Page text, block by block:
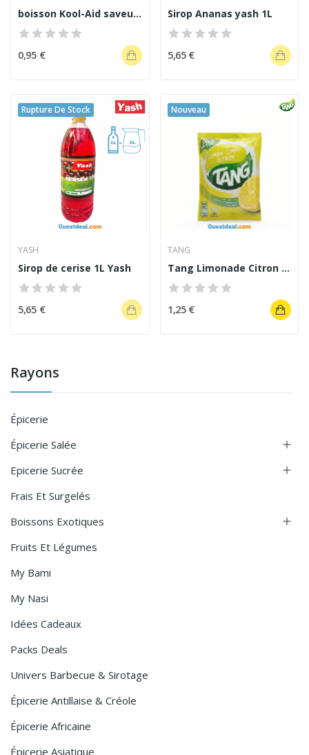
Rayons
Épicerie
Épicerie Salée

Epicerie Sucrée 
Frais Et Surgelés
Boissons Exotiques

Fruits Et Légumes
My Bami
My Nasi
Idées Cadeaux
Packs Deals
Univers Barbecue & Sirotage
Épicerie Antillaise & Créole
Épicerie Africaine
Épicerie Asiatique
boisson Kool-Aid saveur Mixed Berry 6.2g
0,95 €
Sirop Ananas yash 1L
5,65 €
Rupture De Stock
YASH
Sirop de cerise 1L Yash
5,65 €
Nouveau
TANG
Tang Limonade Citron 30g Préparation Boisson...
1,25 €